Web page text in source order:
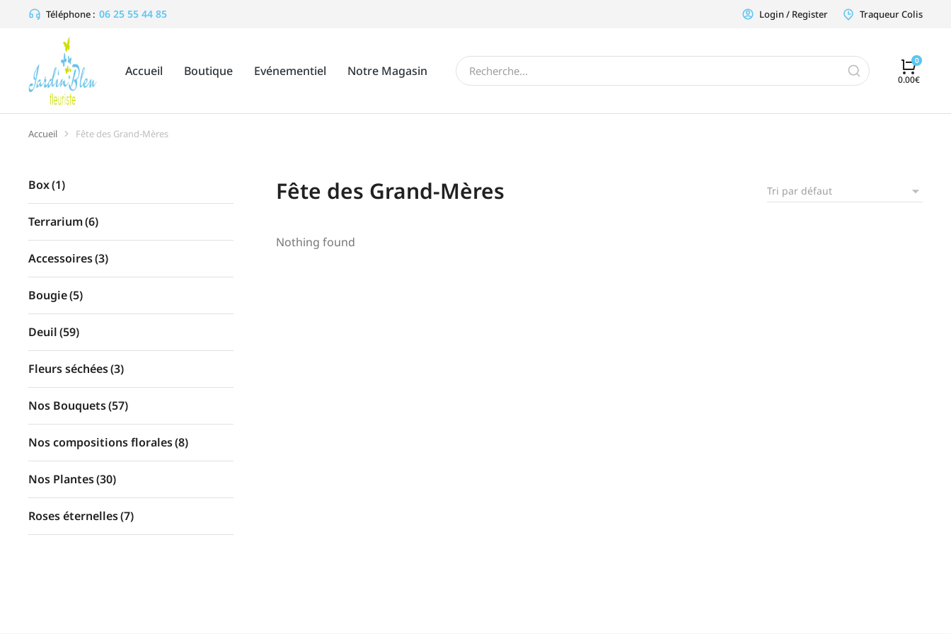
Téléphone : 06 25 55 44 85 Login / Register Traqueur Colis
Accueil Boutique Evénementiel Notre Magasin
0.00€
Vous êtes ici :
Accueil Fête des Grand-Mères
Box(1)
Terrarium(6)
Accessoires(3)
Bougie(5)
Deuil(59)
Fleurs séchées(3)
Nos Bouquets(57)
Nos compositions florales(8)
Nos Plantes(30)
Roses éternelles(7)
Fête des Grand-Mères
Nothing found